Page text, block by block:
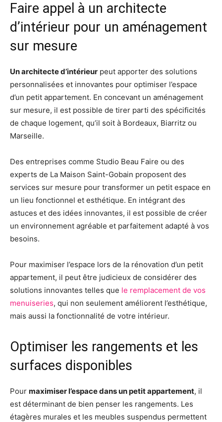
Faire appel à un architecte
d’intérieur pour un aménagement
sur mesure
Un architecte d’intérieur peut apporter des solutions
personnalisées et innovantes pour optimiser l’espace
d’un petit appartement. En concevant un aménagement
sur mesure, il est possible de tirer parti des spécificités
de chaque logement, qu’il soit à Bordeaux, Biarritz ou
Marseille.
Des entreprises comme Studio Beau Faire ou des
experts de La Maison Saint-Gobain proposent des
services sur mesure pour transformer un petit espace en
un lieu fonctionnel et esthétique. En intégrant des
astuces et des idées innovantes, il est possible de créer
un environnement agréable et parfaitement adapté à vos
besoins.
Pour maximiser l’espace lors de la rénovation d’un petit
appartement, il peut être judicieux de considérer des
solutions innovantes telles que le remplacement de vos
menuiseries, qui non seulement améliorent l’esthétique,
mais aussi la fonctionnalité de votre intérieur.
Optimiser les rangements et les
surfaces disponibles
Pour maximiser l’espace dans un petit appartement, il
est déterminant de bien penser les rangements. Les
étagères murales et les meubles suspendus permettent